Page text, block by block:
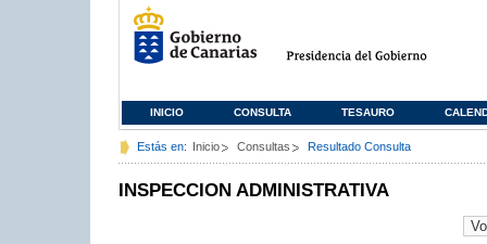
INICIO CONSULTA TESAURO
Estás en: Inicio Consultas Resultado Consulta
INSPECCION ADMINISTRATIVA